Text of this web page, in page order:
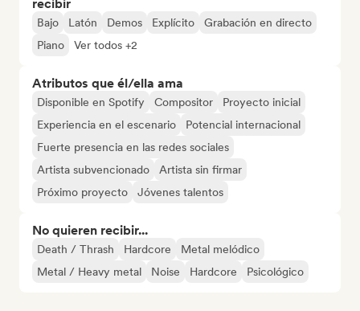
recibir
Bajo Latón Demos Explícito
Grabación en directo
Piano
Ver todos +2
Atributos que él/ella ama
Disponible en Spotify Compositor
Proyecto inicial
Experiencia en el escenario
Potencial internacional
Fuerte presencia en las redes sociales
Artista subvencionado
Artista sin firmar
Próximo proyecto
Jóvenes talentos
No quieren recibir...
Death / Thrash Hardcore
Metal melódico
Metal / Heavy metal
Noise Hardcore Psicológico